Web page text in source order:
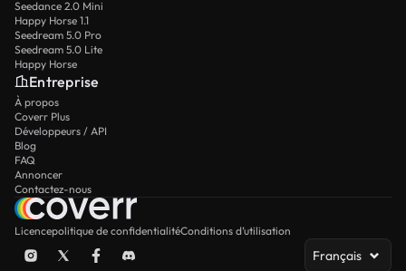
Seedance 2.0 Mini
Happy Horse 1.1
Seedream 5.0 Pro
Seedream 5.0 Lite
Happy Horse
Entreprise
À propos
Coverr Plus
Développeurs / API
Blog
FAQ
Annoncer
Contactez-nous
Licencepolitique de confidentialitéConditions d’utilisation
Français